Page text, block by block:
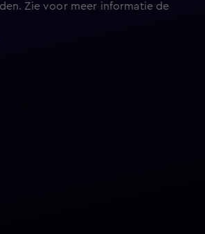
Zie voor meer informatie de